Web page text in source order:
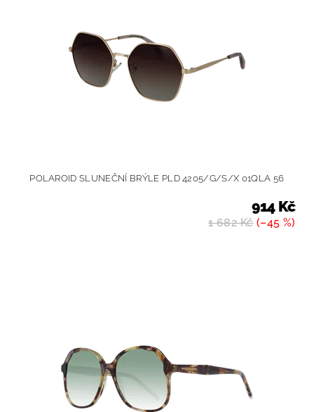
POLAROID SLUNEČNÍ BRÝLE PLD 4205/G/S/X 01QLA 56
1 682 Kč(–45 %)
914 Kč